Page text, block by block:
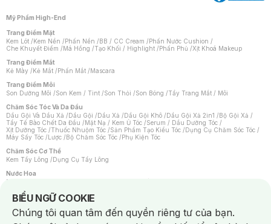
Mỹ Phẩm High-End
Trang Điểm Mặt
Kem Lót /Kem Nền /Phấn Nền /BB / CC Cream /Phấn Nước Cushion /
Che Khuyết Điểm /Má Hồng /Tạo Khối / Highlight /Phấn Phủ /Xịt Khoá Makeup
Trang Điểm Mắt
Kẻ Mày /Kẻ Mắt /Phấn Mắt /Mascara
Trang Điểm Môi
Son Dưỡng Môi /Son Kem / Tint /Son Thỏi /Son Bóng /Tẩy Trang Mắt / Môi
Chăm Sóc Tóc Và Da Đầu
Dầu Gội Và Dầu Xả /Dầu Gội /Dầu Xả /Dầu Gội Khô /Dầu Gội Xả 2in1 /Bộ Gội Xả /
Tẩy Tế Bào Chết Da Đầu /Mặt Nạ / Kem Ủ Tóc /Serum / Dầu Dưỡng Tóc /
Xịt Dưỡng Tóc /Thuốc Nhuộm Tóc /Sản Phẩm Tạo Kiểu Tóc /Dụng Cụ Chăm Sóc Tóc /
Máy Sấy Tóc /Lược /Bộ Chăm Sóc Tóc /Phụ Kiện Tóc
Chăm Sóc Cơ Thể
Kem Tẩy Lông /Dụng Cụ Tẩy Lông
Nước Hoa
Nước Hoa Nữ
Chăm Sóc Cá Nhân
Chống Muỗi /Khẩu Trang /Máy Massage/Mặt Nạ Xông Hơi /Nước Rửa Tay/
Sản Phẩm Chăm Sóc Khác /Bàn Chải Đánh Răng /Bàn Chải Điện/
BIỂU NGỮ COOKIE
Notice about cookies usage
Chúng tôi quan tâm đến quyền riêng tư của bạn.